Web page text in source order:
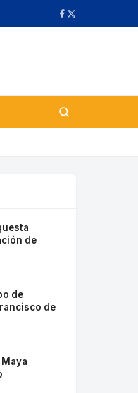
de
de
de